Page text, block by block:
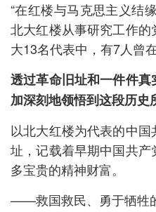
“在红楼与马克思主义结
北大红楼从事研究工作
大13名代表中，有7人曾
透过革命旧址和一件件
加深刻地领悟到这段历史
以北大红楼为代表的中
址，记载着早期中国共
多宝贵的精神财富。
——救国救民、勇于牺牲